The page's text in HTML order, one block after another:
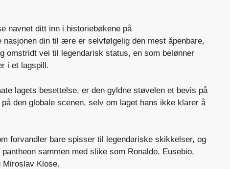
navnet ditt inn i historiebøkene på
nasjonen din til ære er selvfølgelig den mest åpenbare,
omstridt vei til legendarisk status, en som belønner
i et lagspill.
lagets besettelse, er den gyldne støvelen et bevis på
den globale scenen, selv om laget hans ikke klarer å
forvandler bare spisser til legendariske skikkelser, og
sammen med slike som Ronaldo, Eusebio,
Miroslav Klose.